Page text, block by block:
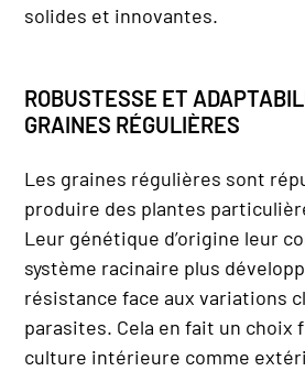
solides et innovantes.
ROBUSTESSE ET
GRAINES RÉGULIÈRES
Les graines régulières sont
produire des plantes
Leur génétique d’origine leur
système racinaire plus
résistance face aux variations
parasites. Cela en fait un choix
culture intérieure comme